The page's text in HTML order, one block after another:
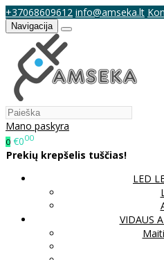
+37068609612 info@amseka.lt
Navigacija
Mano paskyra
0 €000
Prekių krepšelis tuščias!
LED
VIDAUS